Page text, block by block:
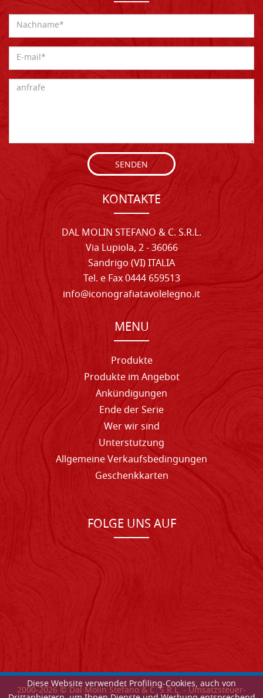
Diese Website verwendet Profiling-Cookies, auch von
SENDEN
KONTAKTE
DAL MOLIN STEFANO & C. S.R.L.
Via Lupiola, 2 - 36066
Sandrigo (VI) ITALIA
Tel. e Fax 0444 659513
info@iconografiatavolelegno.it
MENU
Produkte
Produkte im Angebot
Ankündigungen
Ende der Serie
Wer wir sind
Unterstutzung
Allgemeine Verkaufsbedingungen
Geschenkkarten
FOLGE UNS AUF
2000-2026© Dal Molin Stefano & C. S.R.L. - Umsatzsteuer-